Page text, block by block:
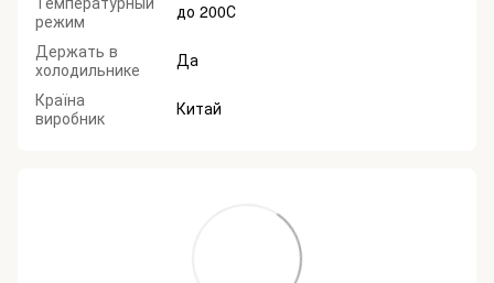
режим
до 200С
Держать в
холодильнике
Да
Країна
виробник
Китай